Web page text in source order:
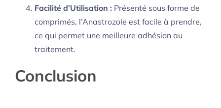
Facilité d’Utilisation : Présenté sous forme de
comprimés, l’Anastrozole est facile à prendre,
ce qui permet une meilleure adhésion au
traitement.
Conclusion